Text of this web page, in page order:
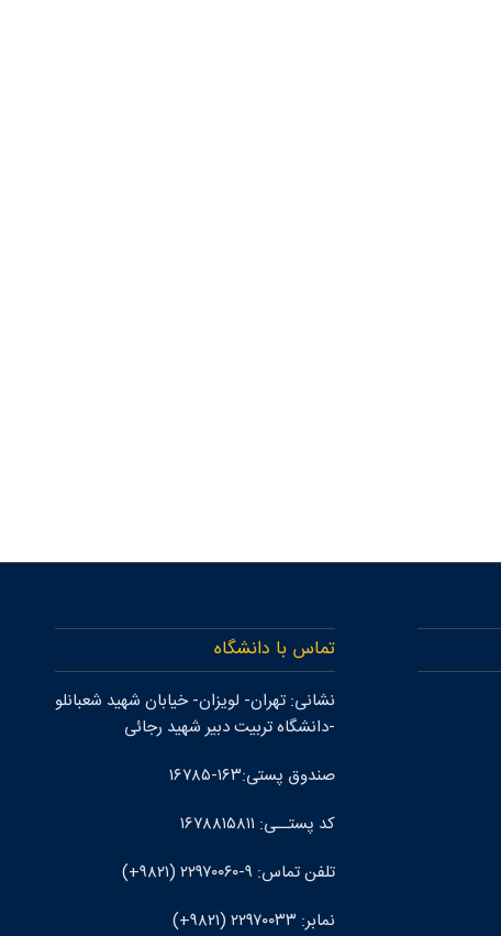
تماس با دانشگاه
نشانی: تهران- لويزان- خيابان شهيد شعبانلو
-دانشگاه تربيت دبير شهيد رجائی
صندوق پستی:۱۶۳-۱۶۷۸۵
کد پستــی: ۱۶۷۸۸۱۵۸۱۱
تلفن تماس: ۹-۲۲۹۷۰۰۶۰ (۹۸۲۱+)
نمابر: ۲۲۹۷۰۰۳۳ (۹۸۲۱+)